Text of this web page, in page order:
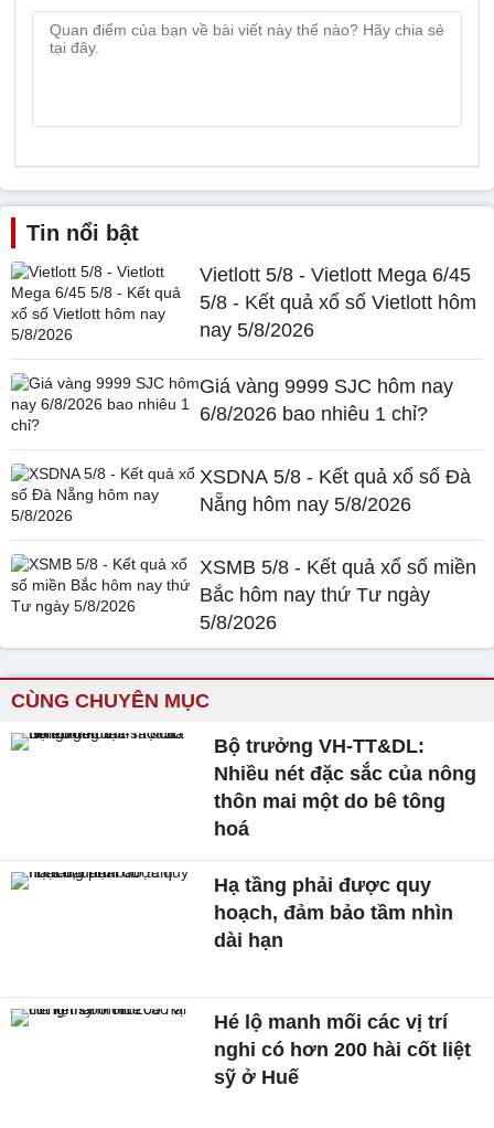
Tin nổi bật
Vietlott 5/8 - Vietlott Mega 6/45
5/8 - Kết quả xổ số Vietlott hôm
nay 5/8/2026
Giá vàng 9999 SJC hôm nay
6/8/2026 bao nhiêu 1 chỉ?
XSDNA 5/8 - Kết quả xổ số Đà
Nẵng hôm nay 5/8/2026
XSMB 5/8 - Kết quả xổ số miền
Bắc hôm nay thứ Tư ngày
5/8/2026
CÙNG CHUYÊN MỤC
Bộ trưởng VH-TT&DL:
Nhiều nét đặc sắc của nông
thôn mai một do bê tông
hoá
Hạ tầng phải được quy
hoạch, đảm bảo tầm nhìn
dài hạn
Hé lộ manh mối các vị trí
nghi có hơn 200 hài cốt liệt
sỹ ở Huế